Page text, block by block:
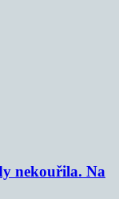
nekouřila. Na